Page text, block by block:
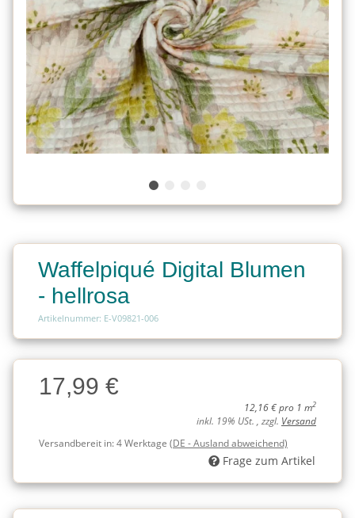
Waffelpiqué Digital Blumen
- hellrosa
Artikelnummer: E-V09821-006
Charge
Charge17,99 €
12,16 € pro 1 m2
inkl. 19% USt. , zzgl. Versand
Versandbereit in:4 Werktage (DE - Ausland abweichend)
Frage zum Artikel